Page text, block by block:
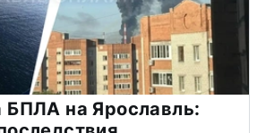
БПЛА на Ярославль: